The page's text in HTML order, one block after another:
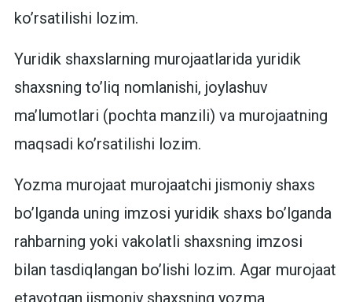
ko’rsatilishi lozim.
Yuridik shaxslarning murojaatlarida yuridik
shaxsning to’liq nomlanishi, joylashuv
ma’lumotlari (pochta manzili) va murojaatning
maqsadi ko’rsatilishi lozim.
Yozma murojaat murojaatchi jismoniy shaxs
bo’lganda uning imzosi yuridik shaxs bo’lganda
rahbarning yoki vakolatli shaxsning imzosi
bilan tasdiqlangan bo’lishi lozim. Agar murojaat
etayotgan jismoniy shaxsning yozma